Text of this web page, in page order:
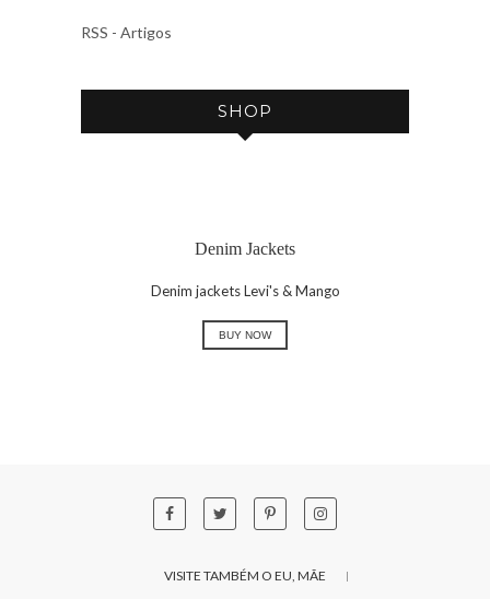
V
RSS - Artigos
SHOP
Denim Jackets
Denim jackets Levi's & Mango
BUY NOW
VISITE TAMBÉM O EU, MÃE